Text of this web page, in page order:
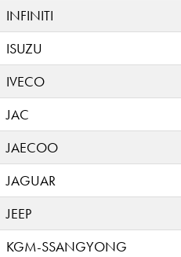
INFINITI
ISUZU
IVECO
JAC
JAECOO
JAGUAR
JEEP
KGM-SSANGYONG